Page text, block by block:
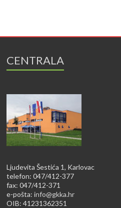
CENTRALA
Ljudevita Šestića 1, Karlovac
telefon: 047/412-377
fax: 047/412-371
e-pošta:info@gkka.hr
OIB: 41231362351